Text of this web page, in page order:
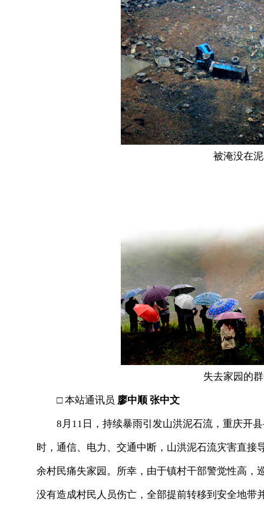
被淹没在
失去家园的
□ 本站通讯员 廖中顺 张中文
8月11日，持续暴雨引发山洪泥石流，重庆开县
时，通信、电力、交通中断，山洪泥石流灾害直接
余村民痛失家园。所幸，由于镇村干部警觉性高
没有造成村民人员伤亡，全部提前转移到安全地